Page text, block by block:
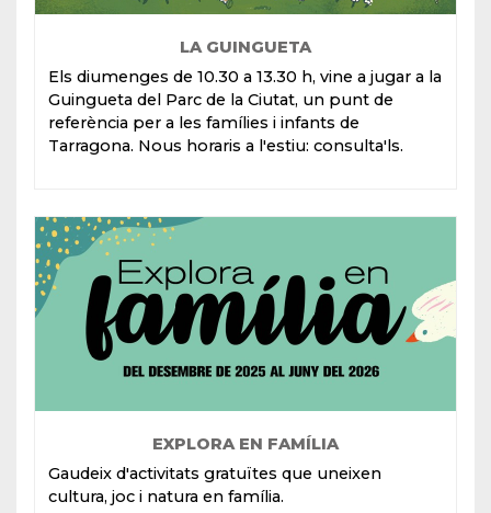
LA GUINGUETA
Els diumenges de 10.30 a 13.30 h, vine a jugar a la
Guingueta del Parc de la Ciutat, un punt de
referència per a les famílies i infants de
Tarragona. Nous horaris a l'estiu: consulta'ls.
EXPLORA EN FAMÍLIA
Gaudeix d'activitats gratuïtes que uneixen
cultura, joc i natura en família.